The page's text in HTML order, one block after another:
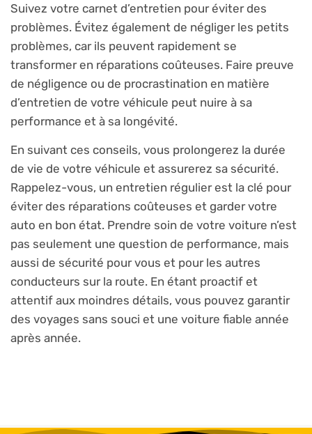
Suivez votre carnet d’entretien pour éviter des
problèmes. Évitez également de négliger les petits
problèmes, car ils peuvent rapidement se
transformer en réparations coûteuses. Faire preuve
de négligence ou de procrastination en matière
d’entretien de votre véhicule peut nuire à sa
performance et à sa longévité.
En suivant ces conseils, vous prolongerez la durée
de vie de votre véhicule et assurerez sa sécurité.
Rappelez-vous, un entretien régulier est la clé pour
éviter des réparations coûteuses et garder votre
auto en bon état. Prendre soin de votre voiture n’est
pas seulement une question de performance, mais
aussi de sécurité pour vous et pour les autres
conducteurs sur la route. En étant proactif et
attentif aux moindres détails, vous pouvez garantir
des voyages sans souci et une voiture fiable année
après année.